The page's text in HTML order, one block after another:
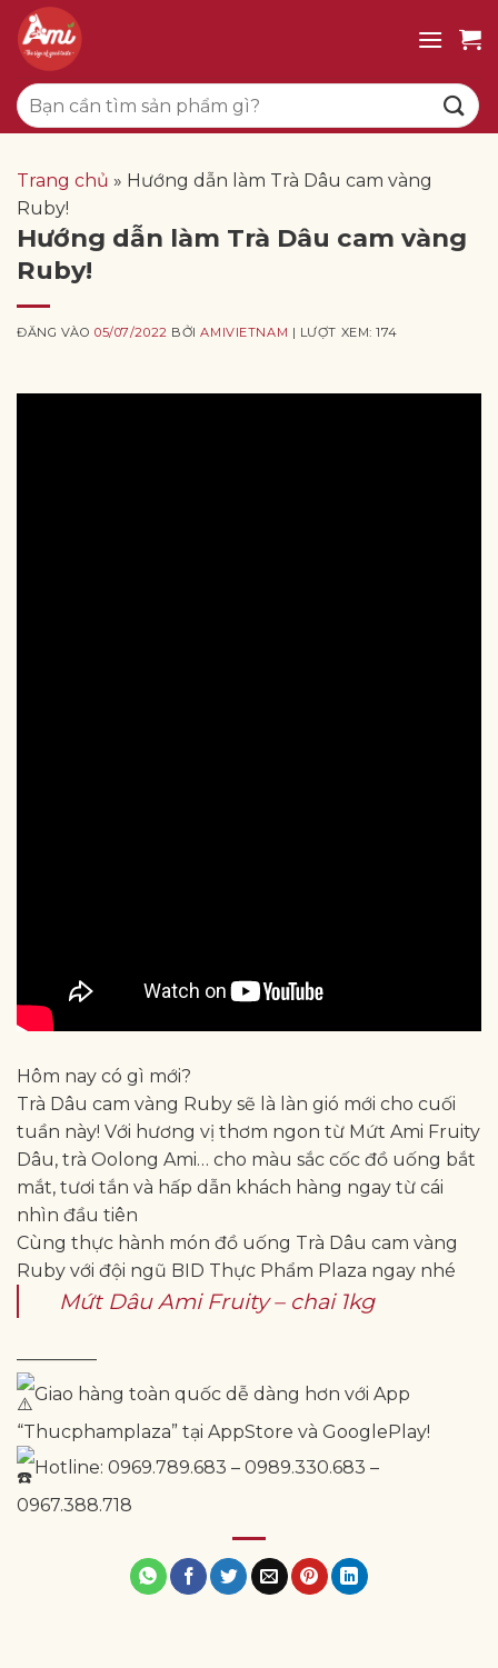
qua
dung
Tìm
kiếm:
Trang chủ » Hướng dẫn làm Trà Dâu cam vàng
Ruby!
Hướng dẫn làm Trà Dâu cam vàng
Ruby!
ĐĂNG VÀO05/07/2022 BỞIAMIVIETNAM | LƯỢT XEM: 174
Hôm nay có gì mới?
Trà Dâu cam vàng Ruby sẽ là làn gió mới cho cuối
tuần này! Với hương vị thơm ngon từ Mứt Ami Fruity
Dâu, trà Oolong Ami… cho màu sắc cốc đồ uống bắt
mắt, tươi tắn và hấp dẫn khách hàng ngay từ cái
nhìn đầu tiên
Cùng thực hành món đồ uống Trà Dâu cam vàng
Ruby với đội ngũ BID Thực Phẩm Plaza ngay nhé
Mứt Dâu Ami Fruity – chai 1kg
————–
Giao hàng toàn quốc dễ dàng hơn với App
“Thucphamplaza” tại AppStore và GooglePlay!
Hotline: 0969.789.683 – 0989.330.683 –
0967.388.718